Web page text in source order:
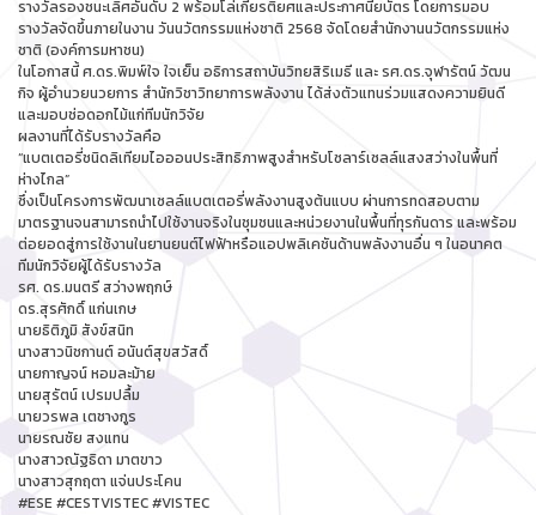
รางวัลรองชนะเลิศอันดับ 2 พร้อมโล่เกียรติยศและประกาศนียบัตร โดยการมอบ
รางวัลจัดขึ้นภายในงาน วันนวัตกรรมแห่งชาติ 2568 จัดโดยสำนักงานนวัตกรรมแห่ง
ชาติ (องค์การมหาชน)
ในโอกาสนี้ ศ.ดร.พิมพ์ใจ ใจเย็น อธิการสถาบันวิทยสิริเมธี และ รศ.ดร.จุฬารัตน์ วัฒน
กิจ ผู้อำนวยนวยการ สำนักวิชาวิทยาการพลังงาน ได้ส่งตัวแทนร่วมแสดงความยินดี
และมอบช่อดอกไม้แก่ทีมนักวิจัย
ผลงานที่ได้รับรางวัลคือ
“แบตเตอรี่ชนิดลิเทียมไอออนประสิทธิภาพสูงสำหรับโซลาร์เซลล์แสงสว่างในพื้นที่
ห่างไกล”
ซึ่งเป็นโครงการพัฒนาเซลล์แบตเตอรี่พลังงานสูงต้นแบบ ผ่านการทดสอบตาม
มาตรฐานจนสามารถนำไปใช้งานจริงในชุมชนและหน่วยงานในพื้นที่ทุรกันดาร และพร้อม
ต่อยอดสู่การใช้งานในยานยนต์ไฟฟ้าหรือแอปพลิเคชันด้านพลังงานอื่น ๆ ในอนาคต
ทีมนักวิจัยผู้ได้รับรางวัล
รศ. ดร.มนตรี สว่างพฤกษ์
ดร.สุรศักดิ์ แก่นเกษ
นายธิติภูมิ สังข์สนิท
นางสาวนิชกานต์ อนันต์สุขสวัสดิ์
นายกาญจน์ หอมละม้าย
นายสุรัตน์ เปรมปลื้ม
นายวรพล เตชางกูร
นายรณชัย สงแทน
นางสาวณัฐธิดา มาตขาว
นางสาวสุกฤตา แจ่นประโคน
#ESE #CESTVISTEC #VISTEC